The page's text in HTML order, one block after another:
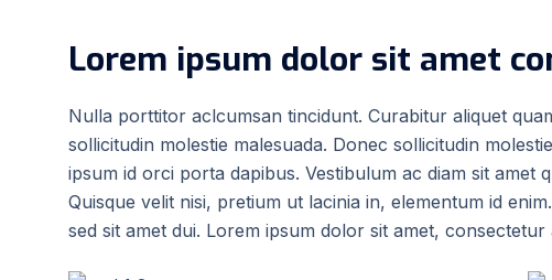
Lorem ipsum dolor sit amet
Nulla porttitor aclcumsan tincidunt. Curabitur aliquet
sollicitudin molestie malesuada. Donec sollicitudin
ipsum id orci porta dapibus. Vestibulum ac diam sit amet
Quisque velit nisi, pretium ut lacinia in, elementum id
sed sit amet dui. Lorem ipsum dolor sit amet,